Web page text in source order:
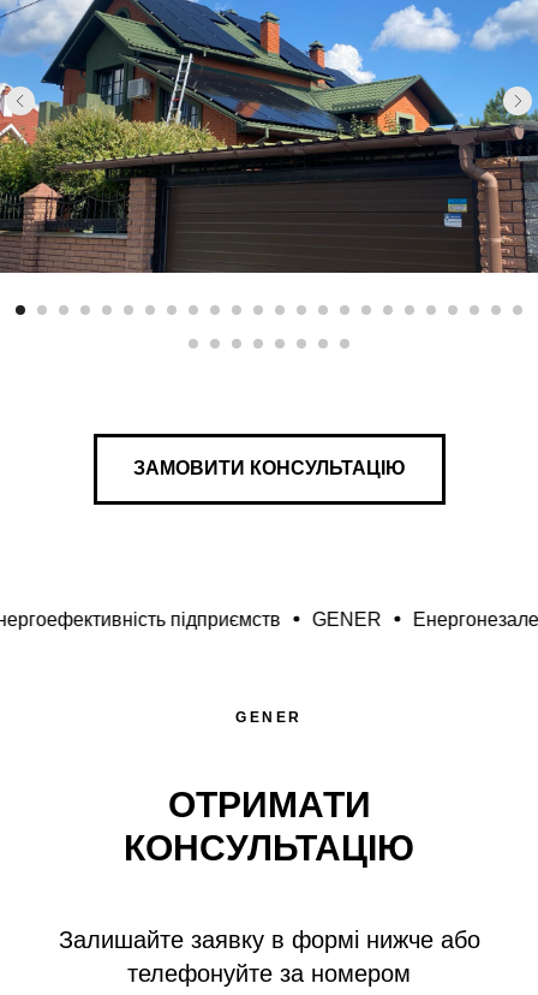
ЗАМОВИТИ КОНСУЛЬТАЦІЮ
підприємств GENER Енергонезалежність
GENER
ОТРИМАТИ
КОНСУЛЬТАЦІЮ
Залишайте заявку в формі нижче або
телефонуйте за номером
Системи зберігання
електроенергії
Енергоефективність
підприємств